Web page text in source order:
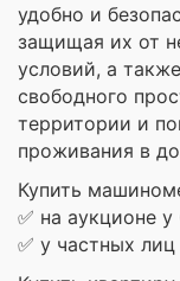
удобно и
защищая их от
условий, а
свободного
территории и
проживания в
Купить
✅ на аукционе
✅ у частных лиц